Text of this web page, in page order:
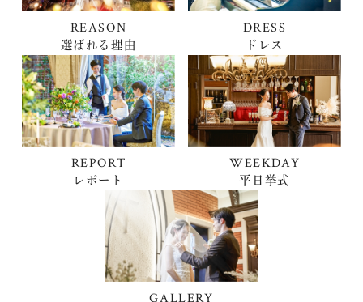
REASON
選ばれる理由
DRESS
ドレス
REPORT
レポート
WEEKDAY
平日挙式
GALLERY